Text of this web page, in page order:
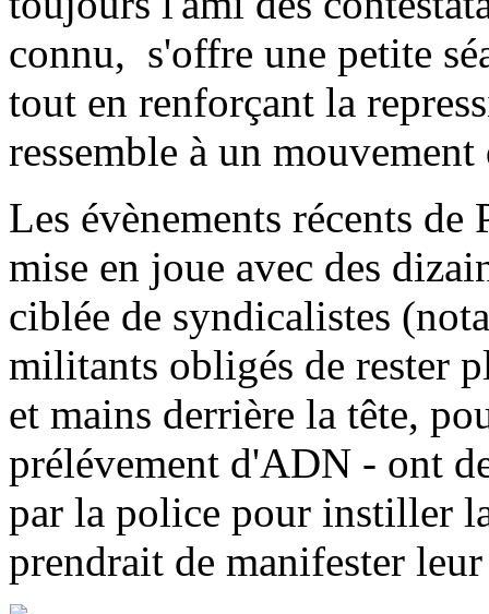
connu, s'offre une petite
tout en renforçant la
ressemble à un
Les évènements récents
mise en joue avec des
ciblée de syndicalistes
militants obligés de rester
et mains derrière la tête,
prélévement d'ADN - ont
par la police pour instiller
prendrait de manifester